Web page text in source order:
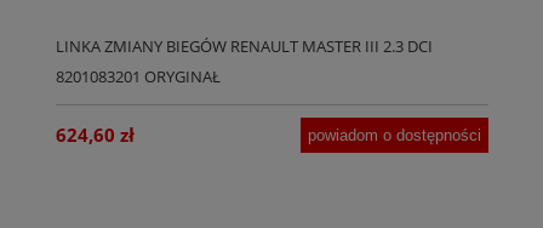
LINKA ZMIANY BIEGÓW RENAULT MASTER III 2.3 DCI
8201083201 ORYGINAŁ
624,60 zł powiadom o dostępności